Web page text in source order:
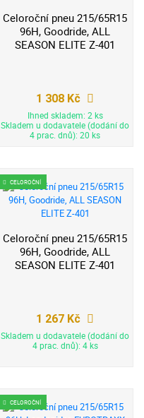
Celoroční pneu 215/65R15
96H, Goodride, ALL
SEASON ELITE Z-401
1 308 Kč
Ihned skladem: 2 ks
Skladem u dodavatele (dodání do
4 prac. dnů): 20 ks
CELOROČNÍ
Celoroční pneu 215/65R15
96H, Goodride, ALL
SEASON ELITE Z-401
1 267 Kč
Skladem u dodavatele (dodání do
4 prac. dnů): 4 ks
CELOROČNÍ